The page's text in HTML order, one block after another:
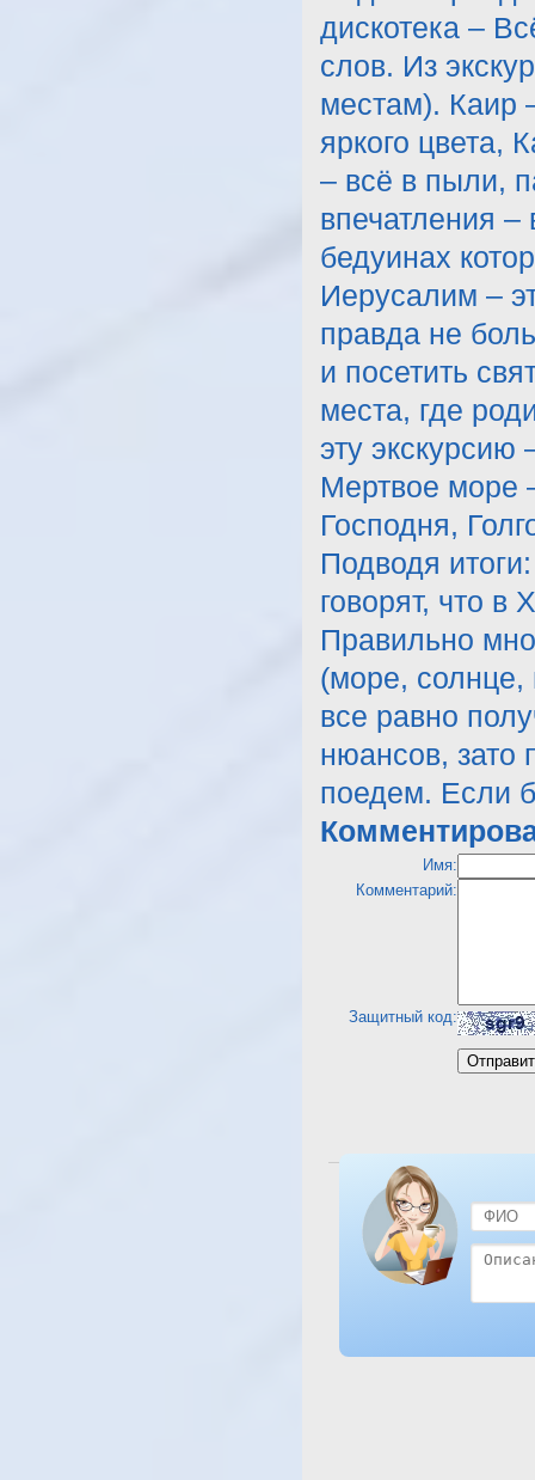
дискотека –
слов. Из
местам). Каир
яркого цвета,
– всё в пыли,
впечатления –
бедуинах
Иерусалим –
правда не
и посетить
места, где
эту экскурсию
Мертвое море
Господня,
Подводя
говорят, что
Правильно
(море, солнце,
все равно
нюансов, зато
поедем. Если
Имя:
Комментарий:
Защитный код:
Посмотреть отель